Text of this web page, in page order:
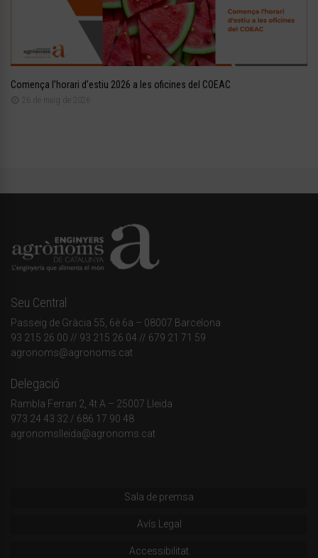
Comença l’horari d’estiu 2026 a les oficines del COEAC
26 de maig de 2026
Seu Central
Passeig de Gràcia 55, 6è 6a – 08007 Barcelona
93 215 26 00 // 93 215 26 04 // 679 21 71 59
agronoms@agronoms.cat
Delegació
Rambla Ferran 2, 4t A – 25007 Lleida
973 24 43 32 / 686 17 90 48
agronomslleida@agronoms.cat
Sala de premsa
Avís Legal
Accessibilitat